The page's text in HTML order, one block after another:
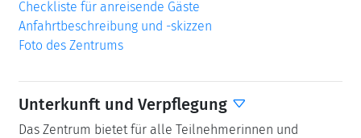
Checkliste für anreisende Gäste
Anfahrtbeschreibung und -skizzen
Foto des Zentrums
Unterkunft und Verpflegung
Das Zentrum bietet für alle Teilnehmerinnen und